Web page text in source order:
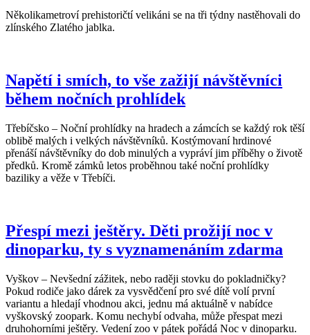
Několikametroví prehistoričtí velikáni se na tři týdny nastěhovali do
zlínského Zlatého jablka.
Napětí i smích, to vše zažijí návštěvníci
během nočních prohlídek
Třebíčsko – Noční prohlídky na hradech a zámcích se každý rok těší
oblibě malých i velkých návštěvníků. Kostýmovaní hrdinové
přenáší návštěvníky do dob minulých a vypráví jim příběhy o životě
předků. Kromě zámků letos proběhnou také noční prohlídky
baziliky a věže v Třebíči.
Přespí mezi ještěry. Děti prožijí noc v
dinoparku, ty s vyznamenáním zdarma
Vyškov – Nevšední zážitek, nebo raději stovku do pokladničky?
Pokud rodiče jako dárek za vysvědčení pro své dítě volí první
variantu a hledají vhodnou akci, jednu má aktuálně v nabídce
vyškovský zoopark. Komu nechybí odvaha, může přespat mezi
druhohorními ještěry. Vedení zoo v pátek pořádá Noc v dinoparku.